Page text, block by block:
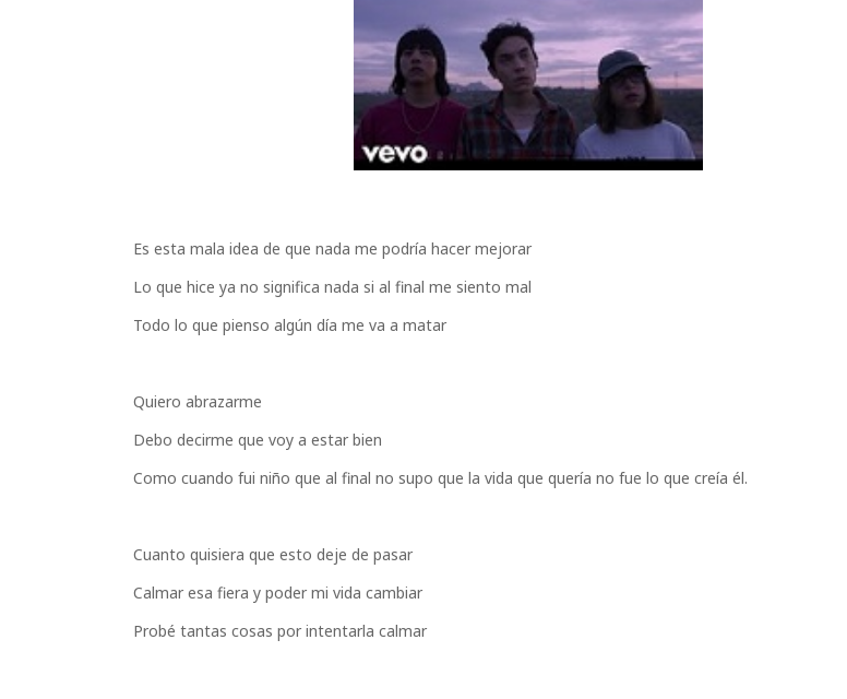
Es esta mala idea de que nada me podría hacer mejorar
Lo que hice ya no significa nada si al final me siento mal
Todo lo que pienso algún día me va a matar
Quiero abrazarme
Debo decirme que voy a estar bien
Como cuando fui niño que al final no supo que la vida que quería no fue lo que creía él.
Cuanto quisiera que esto deje de pasar
Calmar esa fiera y poder mi vida cambiar
Probé tantas cosas por intentarla calmar